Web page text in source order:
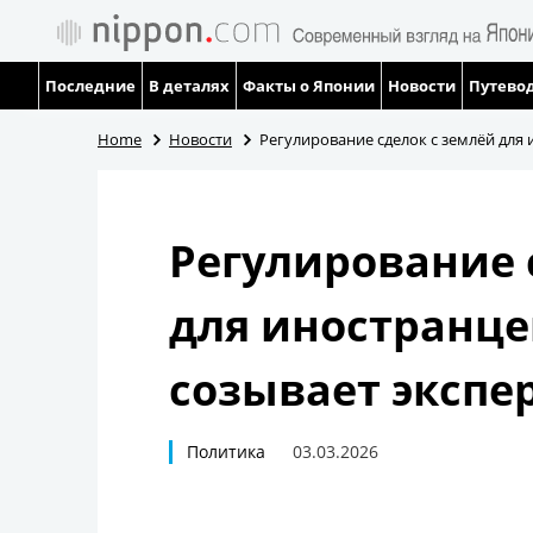
Последние В деталях Факты о Японии Новости
Home Новости Регулирование сделок с землёй
Регулирование
для
созывает
Политика 03.03.2026